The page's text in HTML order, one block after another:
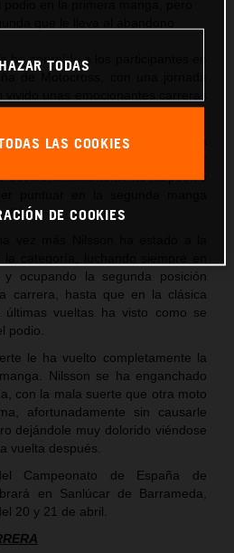
ha sonreído a los participantes en
Samuel M. Nilsson llegaba a esta
desafortunadamente no ha podido
ocupando la segunda posición
carrera, hasta que en la clásica
vueltas ha visto como se
podio.
le ha vuelto completamente la
Nilsson se ha enganchado
con la mala suerte que otra moto
afortunadamente sin causarle
dejándole muy dolorido viéndose
vuelta después.
Campeonato de España de
en Sanlúcar de Barrameda,
20 y 21 de abril.
TODAS
LAS COOKIES
DE COOKIES